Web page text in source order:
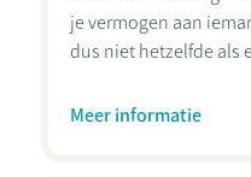
je vermogen aan
dus niet hetzelfde als
Meer informatie